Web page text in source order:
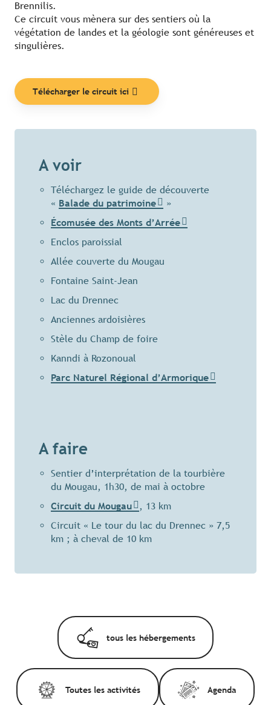
Brennilis.
Ce circuit vous mènera sur des sentiers où la
végétation de landes et la géologie sont généreuses et
singulières.
Télécharger le circuit ici
A voir
Téléchargez le guide de découverte
« Balade du patrimoine
»
Écomusée des Monts d’Arrée
Enclos paroissial
Allée couverte du Mougau
Fontaine Saint-Jean
Lac du Drennec
Anciennes ardoisières
Stèle du Champ de foire
Kanndi à Rozonoual
Parc Naturel Régional d’Armorique
A faire
Sentier d’interprétation de la tourbière
du Mougau, 1h30, de mai à octobre
Circuit du Mougau
, 13 km
Circuit « Le tour du lac du Drennec » 7,5
km ; à cheval de 10 km
tous les hébergements
Toutes les activités Agenda